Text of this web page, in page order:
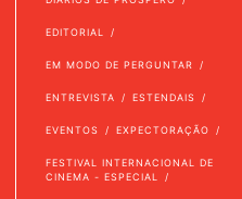
EDITORIAL
EM MODO DE PERGUNTAR
ENTREVISTA ESTENDAIS
EVENTOS EXPECTORAÇÃO
FESTIVAL INTERNACIONAL DE
CINEMA - ESPECIAL